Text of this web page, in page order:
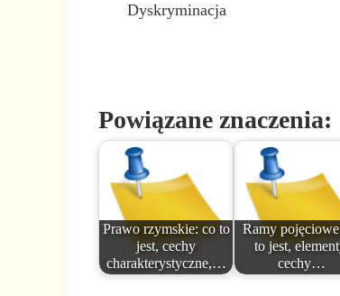
Dyskryminacja
Powiązane znaczenia:
Prawo rzymskie: co to
jest, cechy
charakterystyczne,…
Ramy
to jest,
cechy…